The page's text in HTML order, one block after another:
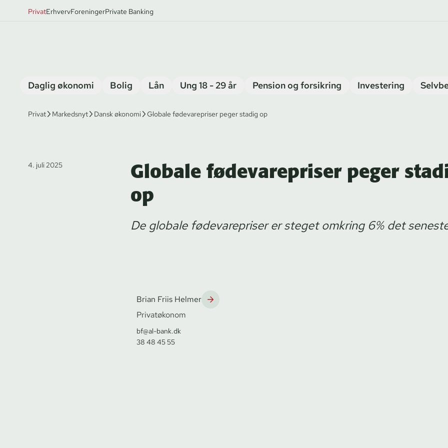
PrivatErhvervForeningerPrivate Banking
Daglig økonomi Bolig Lån Ung 18 - 29 år Pension og forsikring Investering
Privat Markedsnyt Dansk økonomi Globale fødevarepriser peger stadig op
4. juli 2025
Globale fødevarepriser peger
op
De globale fødevarepriser er steget omkring 6% det
Brian Friis Helmer
Privatøkonom
bf@al-bank.dk
38 48 45 55